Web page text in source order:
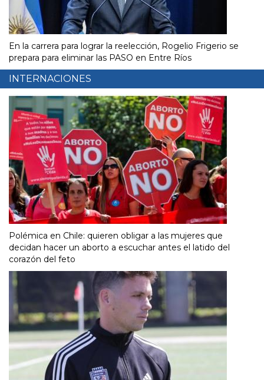
En la carrera para lograr la reelección, Rogelio Frigerio se
prepara para eliminar las PASO en Entre Ríos
INTERNACIONES
Polémica en Chile: quieren obligar a las mujeres que
decidan hacer un aborto a escuchar antes el latido del
corazón del feto